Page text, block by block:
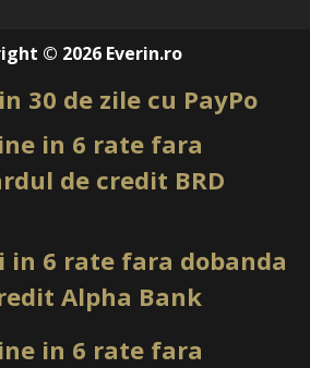
© 2026 Everin.ro